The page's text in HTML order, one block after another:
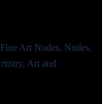
Art Nudes, Nudes,
Art and